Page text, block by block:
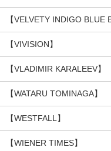
【VELVETY INDIGO BLUE
【VIVISION】
【VLADIMIR KARALEEV】
【WATARU TOMINAGA】
【WESTFALL】
【WIENER TIMES】